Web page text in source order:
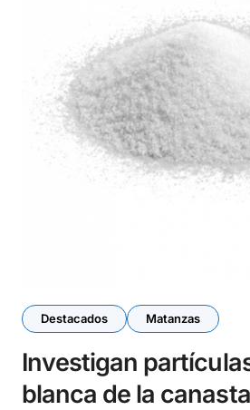
Destacados Matanzas
Investigan
blanca de la